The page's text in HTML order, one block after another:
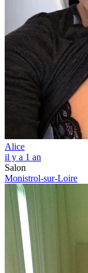
Alice
il y a 1 an
Salon
Monistrol-sur-Loire